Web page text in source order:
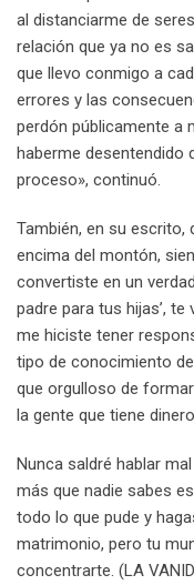
al distanciarme de
relación que ya no es
que llevo conmigo a
errores y las
perdón públicamente a
haberme desentendido
proceso», continuó.
También, en su escrito,
encima del montón,
convertiste en un
padre para tus hijas’,
me hiciste tener
tipo de conocimiento
que orgulloso de
la gente que tiene
Nunca saldré hablar
más que nadie sabes
todo lo que pude y
matrimonio, pero tu
concentrarte. (LA